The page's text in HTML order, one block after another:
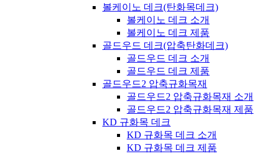
볼케이노 데크(탄화목데크)
볼케이노 데크 소개
볼케이노 데크 제품
골드우드 데크(압축탄화데크)
골드우드 데크 소개
골드우드 데크 제품
골드우드2 압축규화목재
골드우드2 압축규화목재 소개
골드우드2 압축규화목재 제품
KD 규화목 데크
KD 규화목 데크 소개
KD 규화목 데크 제품